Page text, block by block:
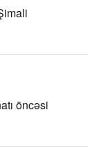
öncəsi